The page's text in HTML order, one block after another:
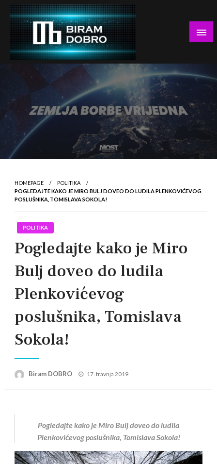
Skip
content
Biram DOBRO
… jer BUDUĆNOST nema drugo IME!
HOMEPAGE
POLITIKA
POGLEDAJTE KAKO JE MIRO BULJ DOVEO DO LUDILA PLENKOVIĆEVOG
POSLUŠNIKA, TOMISLAVA SOKOLA!
POLITIKA
Pogledajte kako je Miro
Bulj doveo do ludila
Plenkovićevog
poslušnika, Tomislava
Sokola!
Biram DOBRO
Posted
17. travnja 2019.
Pogledajte kako je Miro Bulj doveo do ludila
Plenkovićevog poslušnika, Tomislava Sokola!